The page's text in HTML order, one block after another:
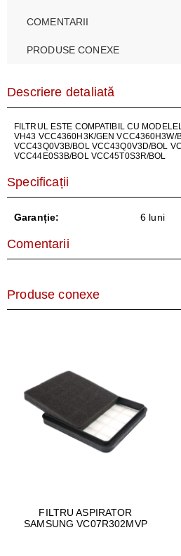
COMENTARII
PRODUSE CONEXE
Descriere detaliată
FILTRUL ESTE COMPATIBIL CU
VH43 VCC4360H3K/GEN VCC4360H3W/
VCC43Q0V3B/BOL VCC43Q0V3D/BOL
VCC44E0S3B/BOL VCC45T0S3R/BOL
Specificații
Garanție: 6 luni
Comentarii
Produse conexe
FILTRU ASPIRATOR
SAMSUNG VC07R302MVP